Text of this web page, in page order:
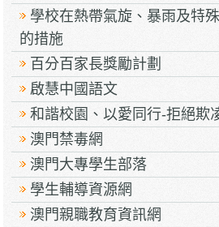
學校在熱帶氣旋、暴雨及特
的措施
百分百家長獎勵計劃
啟慧中國語文
和諧校園、以愛同行-拒絕欺
澳門禁毒網
澳門大專學生部落
學生輔導資源網
澳門親職教育資訊網